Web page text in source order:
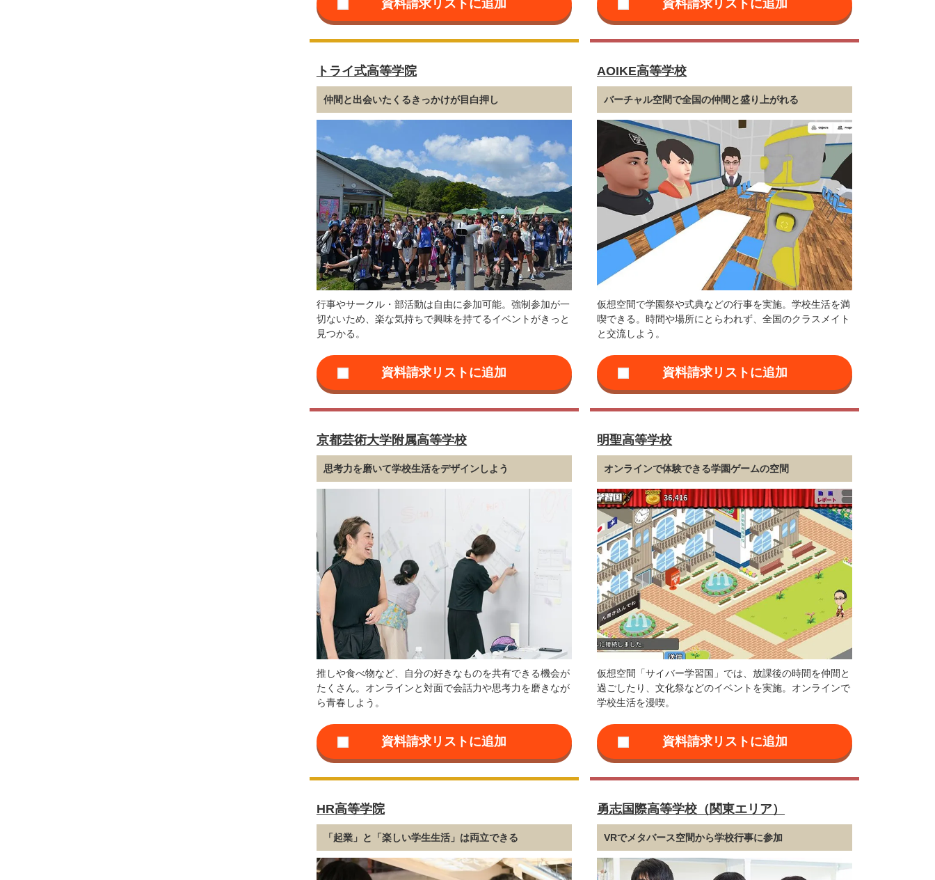
トライ式高等学院
仲間と出会いたくるきっかけが目白押し
行事やサークル・部活動は自由に参加可能。強制参加が一
切ないため、楽な気持ちで興味を持てるイベントがきっと
見つかる。
AOIKE高等学校
バーチャル空間で全国の仲間と盛り上がれる
仮想空間で学園祭や式典などの行事を実施。学校生活を満
喫できる。時間や場所にとらわれず、全国のクラスメイト
と交流しよう。
京都芸術大学附属高等学校
思考力を磨いて学校生活をデザインしよう
推しや食べ物など、自分の好きなものを共有できる機会が
たくさん。オンラインと対面で会話力や思考力を磨きなが
ら青春しよう。
明聖高等学校
オンラインで体験できる学園ゲームの空間
仮想空間「サイバー学習国」では、放課後の時間を仲間と
過ごしたり、文化祭などのイベントを実施。オンラインで
学校生活を漫喫。
HR高等学院
「起業」と「楽しい学生生活」は両立できる
勇志国際高等学校（関東エリア）
VRでメタバース空間から学校行事に参加